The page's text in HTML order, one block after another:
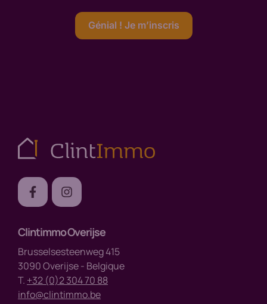
Génial ! Je m’inscris
Clintimmo Overijse
Brusselsesteenweg 415
3090 Overijse - Belgique
T. +32 (0)2 304 70 88
info@clintimmo.be